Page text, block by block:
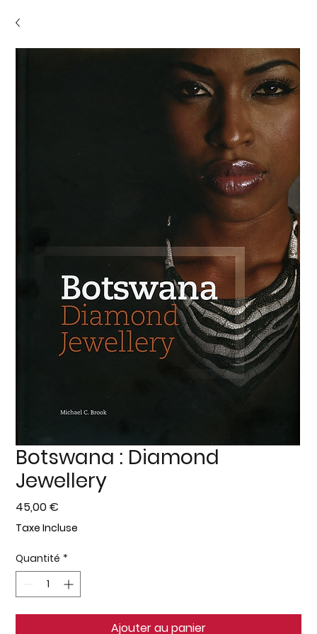
Botswana : Diamond
Jewellery
45,00 €
Taxe Incluse
Quantité *
Ajouter au panier